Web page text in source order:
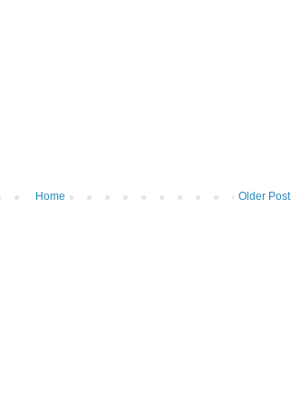
Older Post
Home